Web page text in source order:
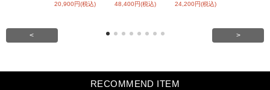
20,900円(税込) 48,400円(税込) 24,200円(税込)
< >
RECOMMEND ITEM